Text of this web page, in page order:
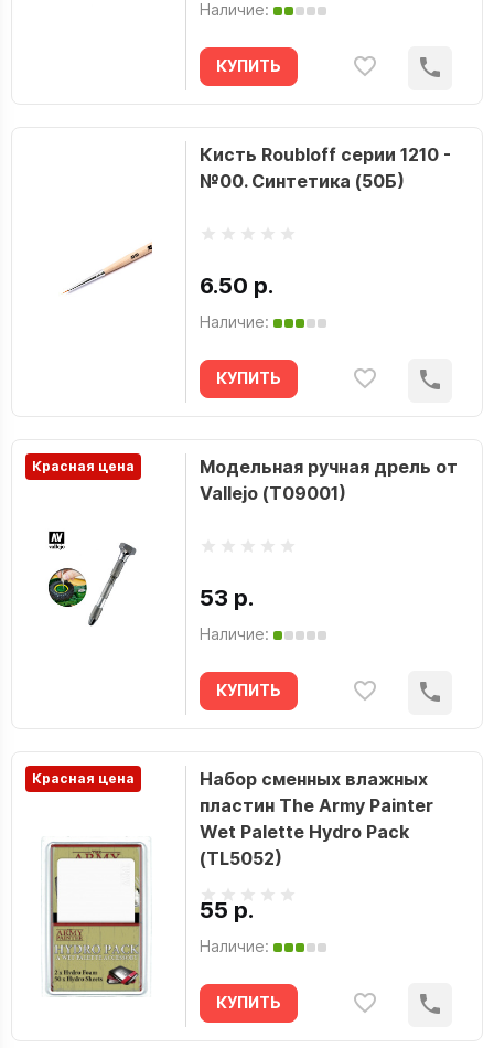
Наличие:
КУПИТЬ
Кисть Roubloff серии 1210 -
№00. Синтетика (50Б)
6.50 р.
Наличие:
КУПИТЬ
Красная цена
Модельная ручная дрель от
Vallejo (T09001)
53 р.
Наличие:
КУПИТЬ
Красная цена
Набор сменных влажных
пластин The Army Painter
Wet Palette Hydro Pack
(TL5052)
55 р.
Наличие:
КУПИТЬ